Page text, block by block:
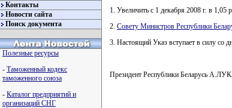
Контакты
Новости сайта
Поиск документа
Полезные ресурсы
- Таможенный кодекс
таможенного союза
- Каталог предприятий и
организаций СНГ
1. Увеличить с 1 декабря 2008 г. в 1,05
2. Совету Министров Республики
3. Настоящий Указ вступает в силу со
Президент Республики Беларусь